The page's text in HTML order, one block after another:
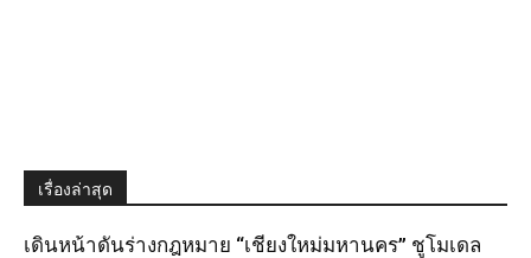
เรื่องล่าสุด
เดินหน้าดันร่างกฎหมาย “เชียงใหม่มหานคร” ชูโมเดล